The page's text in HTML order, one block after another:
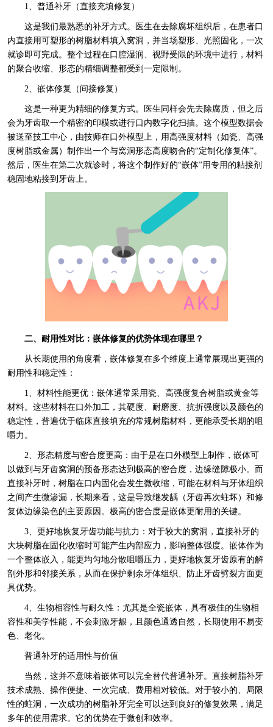
1、普通补牙（直接充填修复）
这是我们最熟悉的补牙方式。医生在去除腐坏组织后，在患者口
内直接用可塑形的树脂材料填入窝洞，并当场塑形、光照固化，一次
就诊即可完成。整个过程在口腔湿润、视野受限的环境中进行，材料
的聚合收缩、形态的精细调整都受到一定限制。
2、嵌体修复（间接修复）
这是一种更为精细的修复方式。医生同样会先去除腐质，但之后
会为牙齿取一个精密的印模或进行口内数字化扫描。这个模型数据会
被送至技工中心，由技师在口外模型上，用高强度材料（如瓷、高强
度树脂或金属）制作出一个与窝洞形态高度吻合的“定制化修复体”。
然后，医生在第二次就诊时，将这个制作好的“嵌体”用专用的粘接剂
稳固地粘接到牙齿上。
二、耐用性对比：嵌体修复的优势体现在哪里？
从长期使用的角度看，嵌体修复在多个维度上通常展现出更强的
耐用性和稳定性：
1、材料性能更优：嵌体通常采用瓷、高强度复合树脂或黄金等
材料。这些材料在口外加工，其硬度、耐磨度、抗折强度以及颜色的
稳定性，普遍优于临床直接填充的常规树脂材料，更能承受长期的咀
嚼力。
2、形态精度与密合度更高：由于是在口外模型上制作，嵌体可
以做到与牙齿窝洞的预备形态达到极高的密合度，边缘缝隙极小。而
直接补牙时，树脂在口内固化会发生微收缩，可能在材料与牙体组织
之间产生微渗漏，长期来看，这是导致继发龋（牙齿再次蛀坏）和修
复体边缘染色的主要原因。极高的密合度是嵌体更耐用的关键。
3、更好地恢复牙齿功能与抗力：对于较大的窝洞，直接补牙的
大块树脂在固化收缩时可能产生内部应力，影响整体强度。嵌体作为
一个整体嵌入，能更均匀地分散咀嚼压力，更好地恢复牙齿原有的解
剖外形和邻接关系，从而在保护剩余牙体组织、防止牙齿劈裂方面更
具优势。
4、生物相容性与耐久性：尤其是全瓷嵌体，具有极佳的生物相
容性和美学性能，不会刺激牙龈，且颜色通透自然，长期使用不易变
色、老化。
普通补牙的适用性与价值
当然，这并不意味着嵌体可以完全替代普通补牙。直接树脂补牙
技术成熟、操作便捷、一次完成、费用相对较低。对于较小的、局限
性的蛀洞，一次成功的树脂补牙完全可以达到良好的修复效果，满足
多年的使用需求。它的优势在于微创和效率。